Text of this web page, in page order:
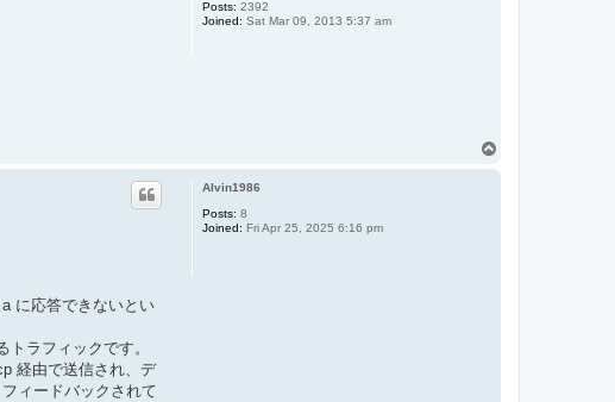
Posts: 2392
Joined: Sat Mar 09, 2013 5:37 am
Alvin1986
Posts: 8
Joined: Fri Apr 25, 2025 6:16 pm
に応答できないとい
ラフィックです。
経由で送信され、デ
ィードバックされて